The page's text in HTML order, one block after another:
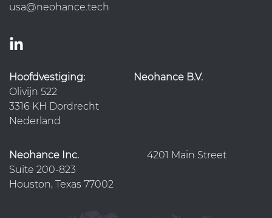
usa@neohance.tech
Hoofdvestiging:
Neohance B.V.
Olivijn 522
3316 KH Dordrecht
Nederland
Neohance Inc.
4201 Main Street
Suite 200-823
Houston, Texas 77002